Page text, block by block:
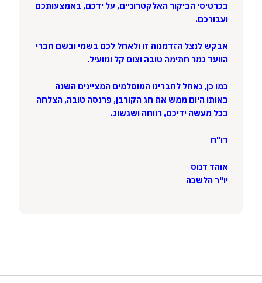
בכרטיסי הביקור האלקטרוניים, על ידכם, באמצעותכם
ועבורכם.
אבקש לנצל הזדמנות זו ולאחל לכם בשמי ובשם חברי
הוועד גמר חתימה טובה וצום קל ומועיל.
כמו כן, נאחל לחברינו המוסלמים המציינים השנה
באותו היום ממש את חג הקורבן, פרנסה טובה, הצלחה
בכל מעשה ידיכם, רווחה ושגשוג.
דו"ח
אוהד דנוס
יו"ר הלשכה